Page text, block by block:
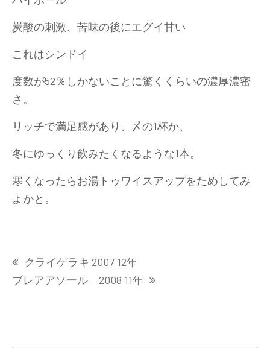
炭酸の刺激、苦味の後にエグイ甘い
これはシンドイ
度数が52％しかないことに驚くくらいの濃厚濃密
さ。
リッチで満足感があり、〆の1杯か、
冬にゆっくり飲みたくなるような1本。
寒くなったらお湯トゥワイスアップをためしてみ
よかと。
稿
ナ
クライゲラキ 2007 12年
ブレアアソール 2008 11年